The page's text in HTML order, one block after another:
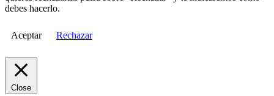
debes hacerlo.
Aceptar Rechazar
Close